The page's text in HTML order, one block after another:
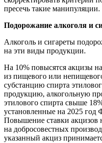
пресечь такие манипуляции.
Подорожание алкоголя и
Алкоголь и сигареты
на эти виды продукции.
На 10% повысятся акцизы
из пищевого или
субстанцию спирта
продукцию, алкогольную
этилового спирта свыше
установленные на 2025
Повышение ставки акцизов
на добросовестных
указанный акциз